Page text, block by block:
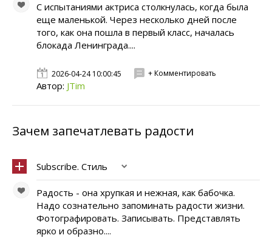
С испытаниями актриса столкнулась, когда была
еще маленькой. Через несколько дней после
того, как она пошла в первый класс, началась
блокада Ленинграда....
2026-04-24 10:00:45 + Комментировать
Автор: JTim
Зачем запечатлевать радости
Subscribe. Стиль
Радость - она хрупкая и нежная, как бабочка.
Надо сознательно запоминать радости жизни.
Фотографировать. Записывать. Представлять
ярко и образно....